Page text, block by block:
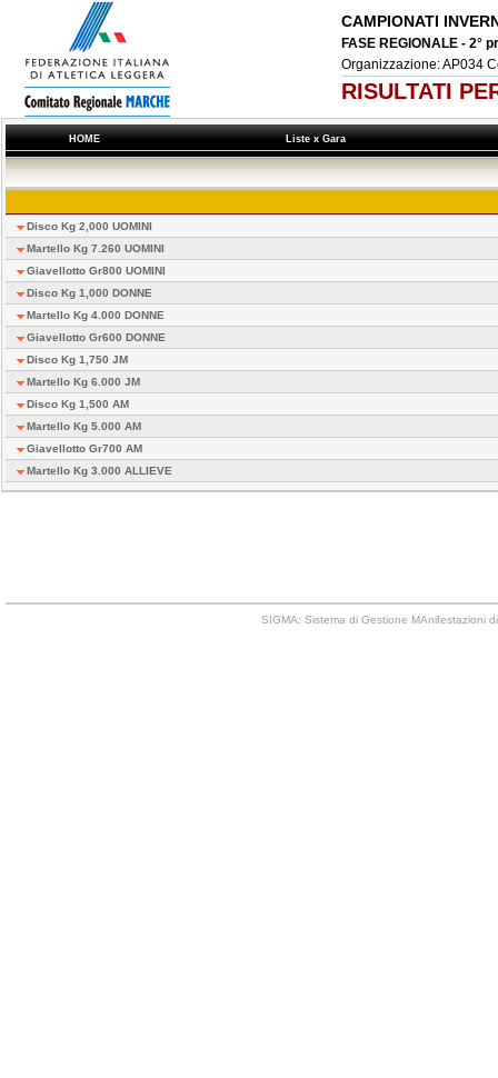
CAMPIONATI
FASE REGIONALE - 2°
Organizzazione: AP034
RISULTATI
HOME Liste x Gara
Disco Kg 2,000 UOMINI
Martello Kg 7.260 UOMINI
Giavellotto Gr800 UOMINI
Disco Kg 1,000 DONNE
Martello Kg 4.000 DONNE
Giavellotto Gr600 DONNE
Disco Kg 1,750 JM
Martello Kg 6.000 JM
Disco Kg 1,500 AM
Martello Kg 5.000 AM
Giavellotto Gr700 AM
Martello Kg 3.000 ALLIEVE
SIGMA: Sistema di Gestione MAnifestazioni